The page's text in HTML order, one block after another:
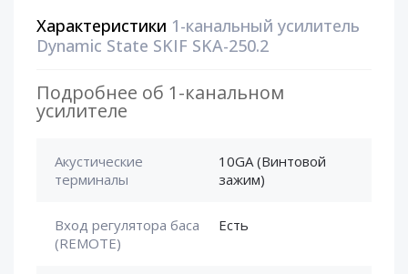
Характеристики 1-канальный усилитель
Dynamic State SKIF SKA-250.2
Подробнее об 1-канальном
усилителе
Акустические
терминалы
10GA (Винтовой
зажим)
Вход регулятора баса
(REMOTE)
Есть